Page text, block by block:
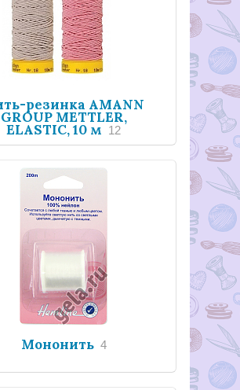
резинка AMANN
GROUP METTLER,
ELASTIC, 10 м 12
Мононить 4